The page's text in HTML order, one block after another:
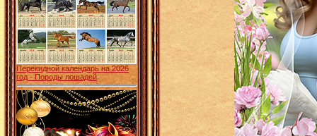
Перекидной календарь на 2026
год - Породы лошадей